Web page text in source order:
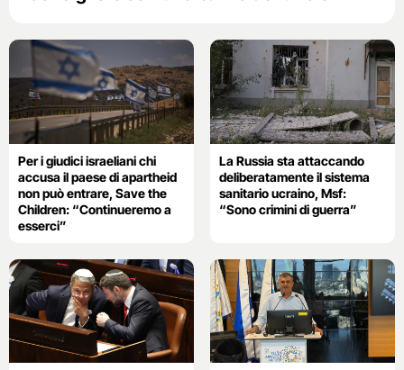
Per i giudici israeliani chi
accusa il paese di apartheid
non può entrare, Save the
Children: “Continueremo a
esserci”
La Russia sta attaccando
deliberatamente il sistema
sanitario ucraino, Msf:
“Sono crimini di guerra”